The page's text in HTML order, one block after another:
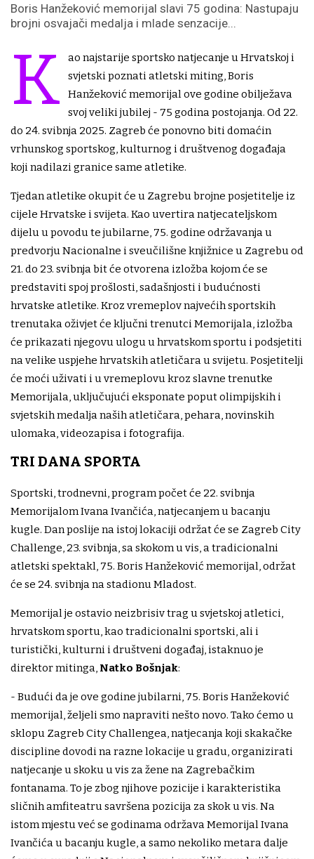
Boris Hanžeković memorijal slavi 75 godina: Nastupaju
brojni osvajači medalja i mlade senzacije...
K
ao najstarije sportsko natjecanje u Hrvatskoj i
svjetski poznati atletski miting, Boris
Hanžeković memorijal ove godine obilježava
svoj veliki jubilej - 75 godina postojanja. Od 22.
do 24. svibnja 2025. Zagreb će ponovno biti domaćin
vrhunskog sportskog, kulturnog i društvenog događaja
koji nadilazi granice same atletike.
Tjedan atletike okupit će u Zagrebu brojne posjetitelje iz
cijele Hrvatske i svijeta. Kao uvertira natjecateljskom
dijelu u povodu te jubilarne, 75. godine održavanja u
predvorju Nacionalne i sveučilišne knjižnice u Zagrebu od
21. do 23. svibnja bit će otvorena izložba kojom će se
predstaviti spoj prošlosti, sadašnjosti i budućnosti
hrvatske atletike. Kroz vremeplov najvećih sportskih
trenutaka oživjet će ključni trenutci Memorijala, izložba
će prikazati njegovu ulogu u hrvatskom sportu i podsjetiti
na velike uspjehe hrvatskih atletičara u svijetu. Posjetitelji
će moći uživati i u vremeplovu kroz slavne trenutke
Memorijala, uključujući eksponate poput olimpijskih i
svjetskih medalja naših atletičara, pehara, novinskih
ulomaka, videozapisa i fotografija.
TRI DANA SPORTA
Sportski, trodnevni, program počet će 22. svibnja
Memorijalom Ivana Ivančića, natjecanjem u bacanju
kugle. Dan poslije na istoj lokaciji održat će se Zagreb City
Challenge, 23. svibnja, sa skokom u vis, a tradicionalni
atletski spektakl, 75. ​Boris Hanžeković memorijal, održat
će se 24. svibnja na stadionu Mladost.
Memorijal je ostavio neizbrisiv trag u svjetskoj atletici,
hrvatskom sportu, kao tradicionalni sportski, ali i
turistički, kulturni i društveni događaj, istaknuo je
direktor mitinga, Natko Bošnjak:
- Budući da je ove godine jubilarni, 75. Boris Hanžeković
memorijal, željeli smo napraviti nešto novo. Tako ćemo u
sklopu Zagreb City Challengea, natjecanja koji skakačke
discipline dovodi na razne lokacije u gradu, organizirati
natjecanje u skoku u vis za žene na Zagrebačkim
fontanama. To je zbog njihove pozicije i karakteristika
sličnih amfiteatru savršena pozicija za skok u vis. Na
istom mjestu već se godinama održava Memorijal Ivana
Ivančića u bacanju kugle, a samo nekoliko metara dalje